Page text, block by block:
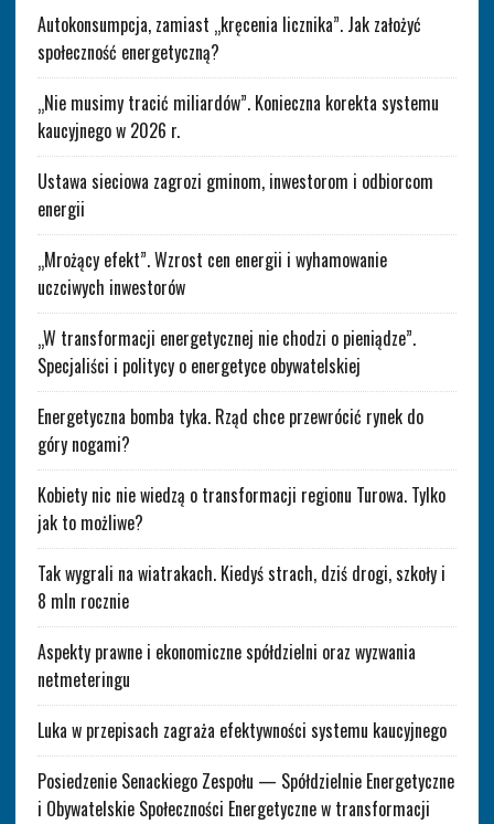
Autokonsumpcja, zamiast „kręcenia licznika”. Jak założyć
społeczność energetyczną?
„Nie musimy tracić miliardów”. Konieczna korekta systemu
kaucyjnego w 2026 r.
Ustawa sieciowa zagrozi gminom, inwestorom i odbiorcom
energii
„Mrożący efekt”. Wzrost cen energii i wyhamowanie
uczciwych inwestorów
„W transformacji energetycznej nie chodzi o pieniądze”.
Specjaliści i politycy o energetyce obywatelskiej
Energetyczna bomba tyka. Rząd chce przewrócić rynek do
góry nogami?
Kobiety nic nie wiedzą o transformacji regionu Turowa. Tylko
jak to możliwe?
Tak wygrali na wiatrakach. Kiedyś strach, dziś drogi, szkoły i
8 mln rocznie
Aspekty prawne i ekonomiczne spółdzielni oraz wyzwania
netmeteringu
Luka w przepisach zagraża efektywności systemu kaucyjnego
Posiedzenie Senackiego Zespołu — Spółdzielnie Energetyczne
i Obywatelskie Społeczności Energetyczne w transformacji